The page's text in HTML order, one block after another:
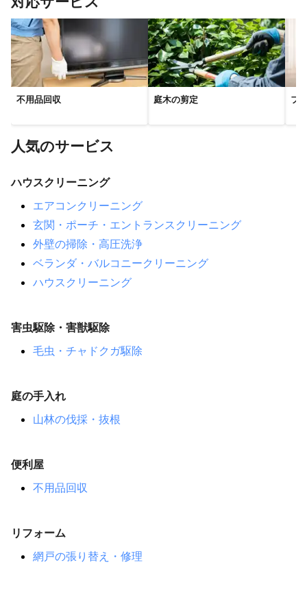
不用品回収 庭木の剪定 フ
人気のサービス
ハウスクリーニング
エアコンクリーニング
玄関・ポーチ・エントランスクリーニング
外壁の掃除・高圧洗浄
ベランダ・バルコニークリーニング
ハウスクリーニング
害虫駆除・害獣駆除
毛虫・チャドクガ駆除
庭の手入れ
山林の伐採・抜根
便利屋
不用品回収
リフォーム
網戸の張り替え・修理